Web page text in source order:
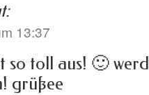
13:37
so toll aus! 🙂
grüßee